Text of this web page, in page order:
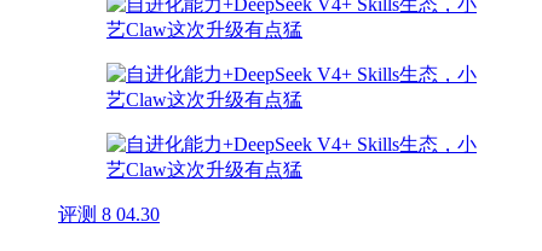
评测 8 04.30